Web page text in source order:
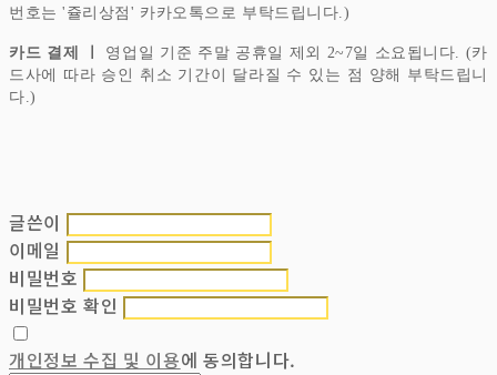
번호는 '쥴리상점' 카카오톡으로 부탁드립니다.)
카드 결제 ㅣ 영업일 기준 주말 공휴일 제외 2~7일 소요됩니다. (카
드사에 따라 승인 취소 기간이 달라질 수 있는 점 양해 부탁드립니
다.)
글쓴이
이메일
비밀번호
비밀번호 확인
개인정보 수집 및 이용에 동의합니다.